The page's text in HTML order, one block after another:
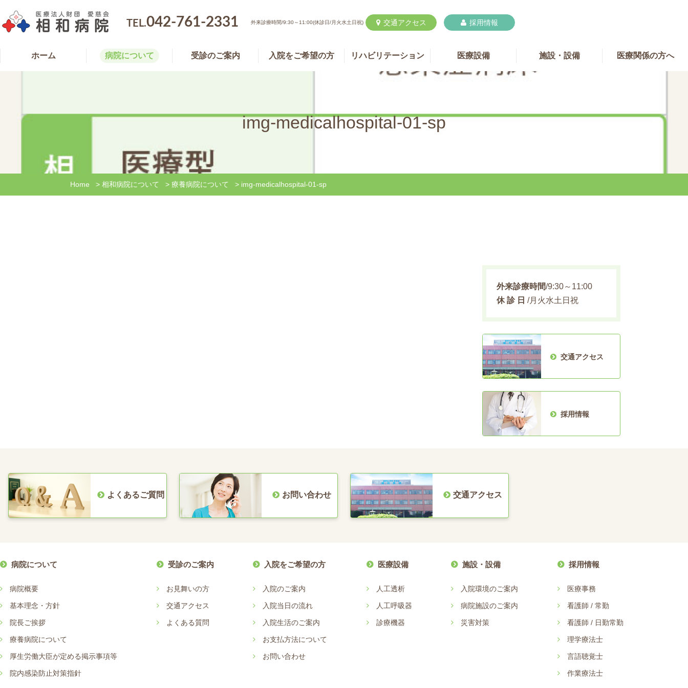
TEL.042-761-2331 外来診療時間/9:30～11:00(休診日/月火水土日祝)  交通アクセス  採用情報
ホーム 病院について 受診のご案内 入院をご希望の方 リハビリテーション 医療設備 施設・設備 医療関係の方へ
img-medicalhospital-01-sp
Home > 相和病院について > 療養病院について > img-medicalhospital-01-sp
外来診療時間/9:30～11:00
休 診 日 /月火水土日祝
交通アクセス
採用情報
よくあるご質問 お問い合わせ 交通アクセス
病院について
病院概要
基本理念・方針
院長ご挨拶
療養病院について
厚生労働大臣が定める掲示事項等
院内感染防止対策指針
受診のご案内
お見舞いの方
交通アクセス
よくある質問
入院をご希望の方
入院のご案内
入院当日の流れ
入院生活のご案内
お支払方法について
お問い合わせ
医療設備
人工透析
人工呼吸器
診療機器
施設・設備
入院環境のご案内
病院施設のご案内
災害対策
採用情報
医療事務
看護師 / 常勤
看護師 / 日勤常勤
理学療法士
言語聴覚士
作業療法士